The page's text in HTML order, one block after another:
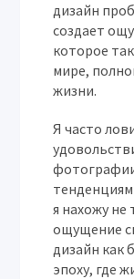
дизайн
создает
которое
мире,
жизни.
Я часто
я нахожу не
ощущение
дизайн как
эпоху, где